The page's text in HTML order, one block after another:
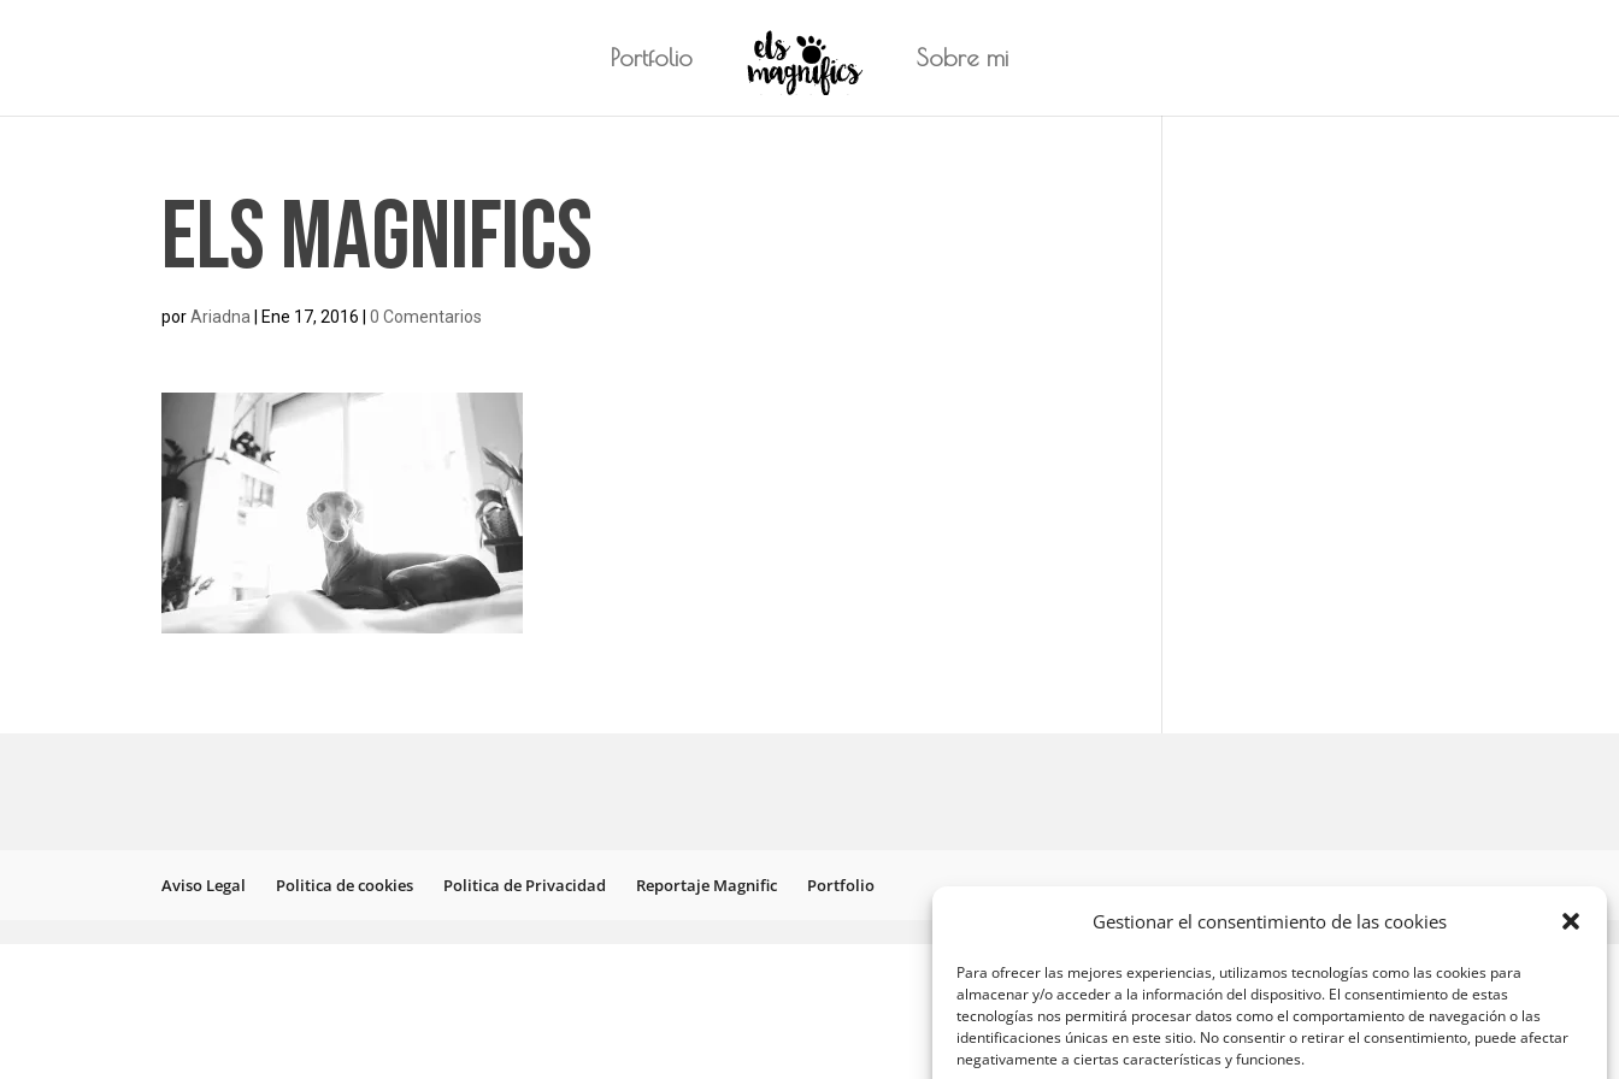
Gestionar el consentimiento de las cookies
Para ofrecer las mejores experiencias, utilizamos tecnologías como las cookies para
almacenar y/o acceder a la información del dispositivo. El consentimiento de estas
tecnologías nos permitirá procesar datos como el comportamiento de navegación o las
identificaciones únicas en este sitio. No consentir o retirar el consentimiento, puede afectar
negativamente a ciertas características y funciones.
Portfolio Sobre mi
Els Magnifics
porAriadna Ene 17, 2016 |0 Comentarios
Aviso Legal Politica de cookies Politica de Privacidad Reportaje Magnific Portfolio